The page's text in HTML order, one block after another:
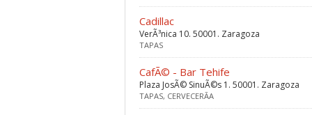
Cadillac
VerÃ³nica 10. 50001. Zaragoza
TAPAS
CafÃ© - Bar Tehife
Plaza JosÃ© SinuÃ©s 1. 50001. Zaragoza
TAPAS, CERVECERÃ­A